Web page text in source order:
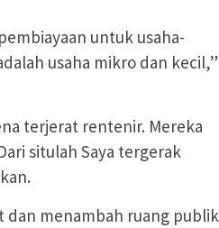
untuk usaha-
usaha mikro dan kecil,”
terjerat rentenir. Mereka
situlah Saya tergerak
menambah ruang publik